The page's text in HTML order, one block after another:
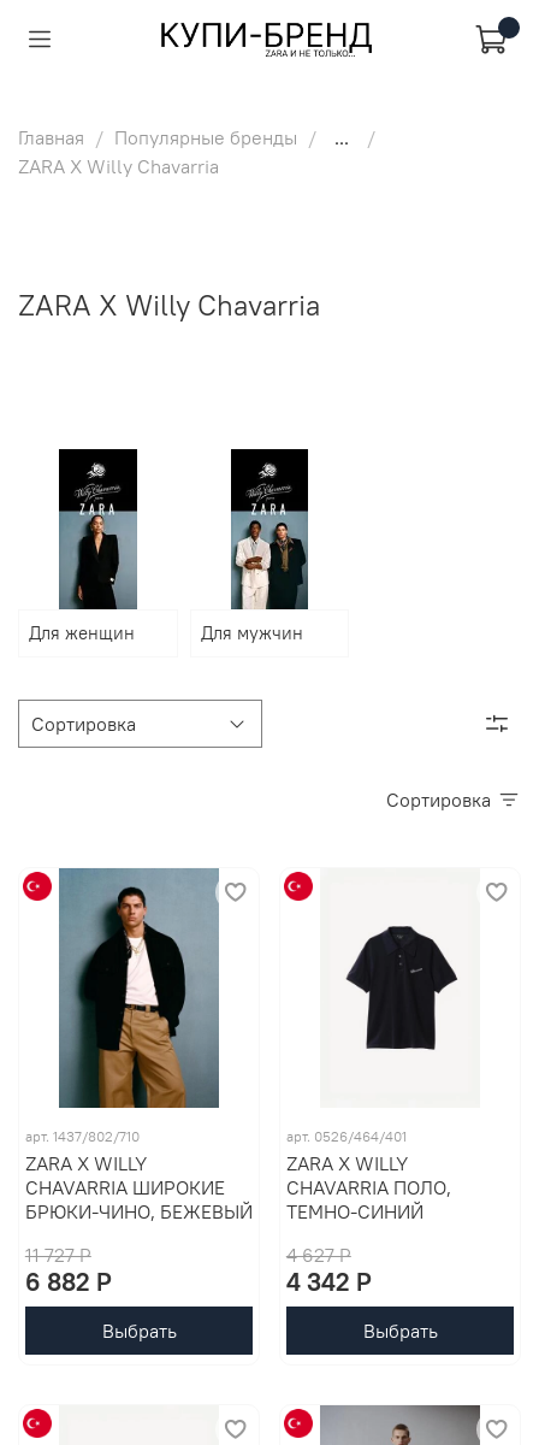
Главная Популярные бренды
...
ZARA X Willy Chavarria
ZARA X Willy Chavarria
Для женщин Для мужчин
Сортировка
арт. 1437/802/710
ZARA X WILLY
CHAVARRIA ШИРОКИЕ
БРЮКИ-ЧИНО, БЕЖЕВЫЙ
11 727 P
6 882 P
Выбрать
арт. 0526/464/401
ZARA X WILLY
CHAVARRIA ПОЛО,
ТЕМНО-СИНИЙ
4 627 P
4 342 P
Выбрать